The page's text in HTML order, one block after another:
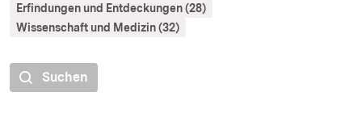
Erfindungen und Entdeckungen (28)
Wissenschaft und Medizin (32)
Suchen